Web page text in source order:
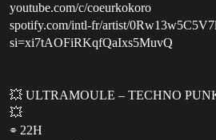
youtube.com/c/coeurkokoro
spotify.com/intl-fr/artist/
si=xi7tAOFiRKqfQaIxs5MuvQ
💥 ULTRAMOULE – TECHNO
💥
⌯ 22H